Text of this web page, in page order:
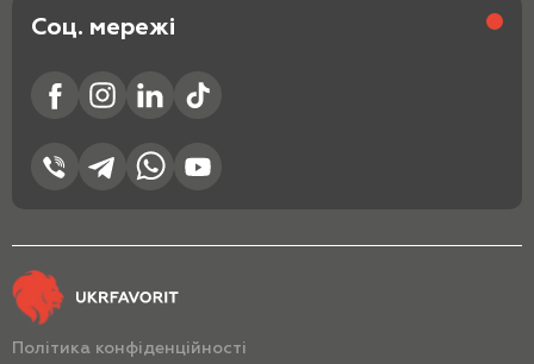
Соц. мережі
Політика конфіденційності